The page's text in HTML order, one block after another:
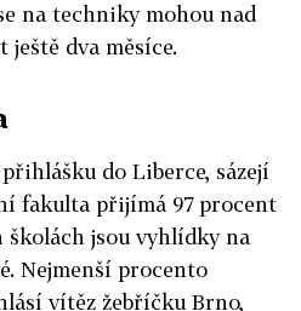
na techniky mohou nad
ještě dva měsíce.
do Liberce, sázejí
fakulta přijímá 97 procent
školách jsou vyhlídky na
Nejmenší procento
vítěz žebříčku Brno,